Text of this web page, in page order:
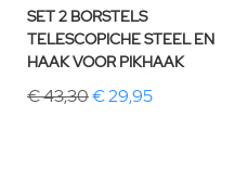
SET 2 BORSTELS
TELESCOPICHE STEEL EN
HAAK VOOR PIKHAAK
€ 43,30€ 29,95